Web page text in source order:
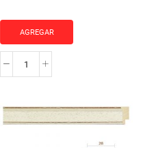
AGREGAR
MOLDURA
1090
cantidad